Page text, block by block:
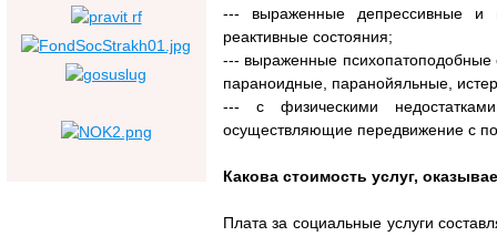
--- выраженные депрессивные и
реактивные состояния;
--- выраженные
параноидные, паранойяльные,
--- с физическими
осуществляющие передвижение с
Какова стоимость услуг,
Плата за социальные услуги